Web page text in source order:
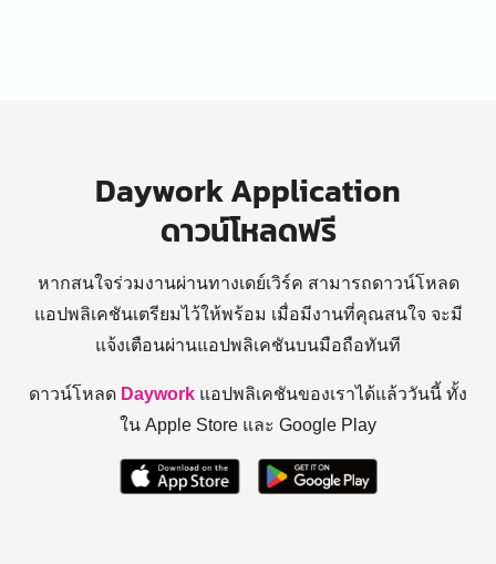
Daywork Application
ดาวน์โหลดฟรี
หากสนใจร่วมงานผ่านทางเดย์เวิร์ค สามารถดาวน์โหลด
แอปพลิเคชันเตรียมไว้ให้พร้อม เมื่อมีงานที่คุณสนใจ จะมี
แจ้งเตือนผ่านแอปพลิเคชันบนมือถือทันที
ดาวน์โหลด Daywork แอปพลิเคชันของเราได้แล้ววันนี้ ทั้ง
ใน Apple Store และ Google Play